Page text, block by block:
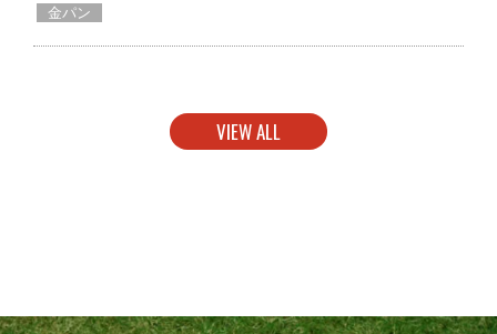
金パン
VIEW ALL